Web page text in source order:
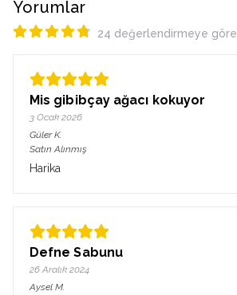
Yorumlar
24 değerlendirmeye göre
Mis gibibçay ağacı kokuyor
3 Ocak 2026
GülerK.
Satın Alınmış
Harika
Defne Sabunu
26 Aralık 2024
Aysel M.